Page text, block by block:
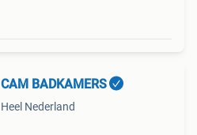
CAM BADKAMERS
Heel Nederland